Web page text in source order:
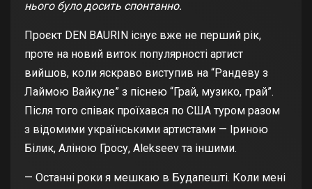
нього було досить спонтанно.
Проєкт DEN BAURIN існує вже не перший рік,
проте на новий виток популярності артист
вийшов, коли яскраво виступив на “Рандеву з
Лаймою Вайкуле” з піснею “Грай, музико, грай”.
Після того співак проїхався по США туром разом
з відомими українськими артистами — Іриною
Білик, Аліною Гросу, Alekseev та іншими.
— Останні роки я мешкаю в Будапешті. Коли мені